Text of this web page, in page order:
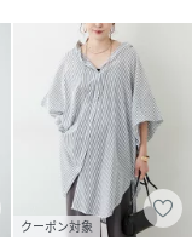
クーポン対象